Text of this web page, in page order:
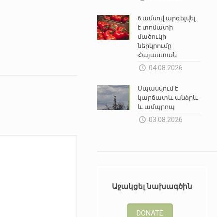
6 ամսով արգելվել
է տոմատի
մածուկի
ներկրումը
Հայաստան
04.08.2026
Սպասվում է
կարճատև անձրև
և ամպրոպ
03.08.2026
Աջակցել նախագծին
DONATE